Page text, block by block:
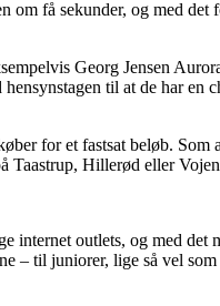
få sekunder, og med det
Georg Jensen
til at de har en
for et fastsat beløb. Som
Taastrup, Hillerød eller
outlets, og med det
– til juniorer, lige så vel